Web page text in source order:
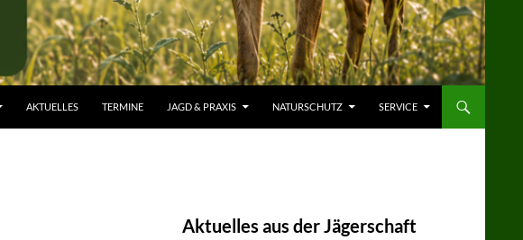
AKTUELLES TERMINE JAGD & PRAXIS NATURSCHUTZ SERVICE
Aktuelles aus der Jägerschaft